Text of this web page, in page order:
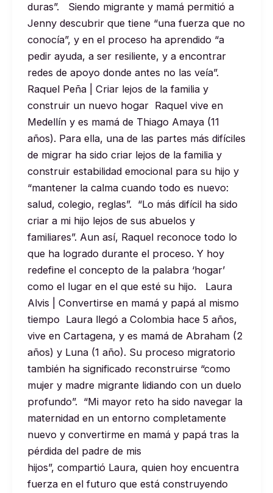
duras”. Siendo migrante y mamá permitió a
Jenny descubrir que tiene “una fuerza que no
conocía”, y en el proceso ha aprendido “a
pedir ayuda, a ser resiliente, y a encontrar
redes de apoyo donde antes no las veía”.
Raquel Peña | Criar lejos de la familia y
construir un nuevo hogar Raquel vive en
Medellín y es mamá de Thiago Amaya (11
años). Para ella, una de las partes más difíciles
de migrar ha sido criar lejos de la familia y
construir estabilidad emocional para su hijo y
“mantener la calma cuando todo es nuevo:
salud, colegio, reglas”. “Lo más difícil ha sido
criar a mi hijo lejos de sus abuelos y
familiares”. Aun así, Raquel reconoce todo lo
que ha logrado durante el proceso. Y hoy
redefine el concepto de la palabra ‘hogar’
como el lugar en el que esté su hijo. Laura
Alvis | Convertirse en mamá y papá al mismo
tiempo Laura llegó a Colombia hace 5 años,
vive en Cartagena, y es mamá de Abraham (2
años) y Luna (1 año). Su proceso migratorio
también ha significado reconstruirse “como
mujer y madre migrante lidiando con un duelo
profundo”. “Mi mayor reto ha sido navegar la
maternidad en un entorno completamente
nuevo y convertirme en mamá y papá tras la
pérdida del padre de mis
hijos”, compartió Laura, quien hoy encuentra
fuerza en el futuro que está construyendo